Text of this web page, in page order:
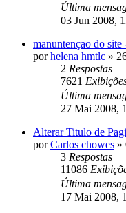
Última
03 Jun 2008,
manuntençao do site
porhelena hmtlc »
2 Respostas
7621
Última
27 Mai 2008,
Alterar Titulo de
porCarlos chowes »
3 Respostas
11086
Última
17 Mai 2008,